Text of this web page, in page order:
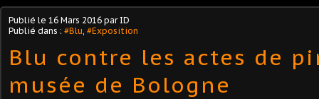
Publié le 16 Mars 2016 par ID
Publié dans : #Blu, #Exposition
Blu contre les actes de
musée de Bologne